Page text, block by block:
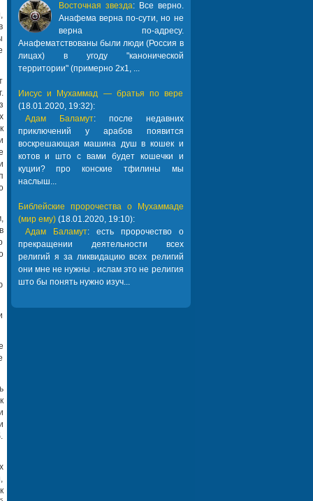
Восточная звезда: Все верно.
Анафема верна по-сути, но не
верна по-адресу.
Анафематствованы были люди (Россия в
лицах) в угоду "канонической
территории" (примерно 2х1, ...
Иисус и Мухаммад — братья по вере
(18.01.2020, 19:32):
Адам Баламут: после недавних
приключений у арабов появится
воскрешающая машина душ в кошек и
котов и што с вами будет кошечки и
куции? про конские тфилины мы
наслыш...
Библейские пророчества о Мухаммаде
(мир ему)(18.01.2020, 19:10):
Адам Баламут: есть пророчество о
прекращении деятельности всех
религий я за ликвидацию всех религий
они мне не нужны . ислам это не религия
што бы понять нужно изуч...